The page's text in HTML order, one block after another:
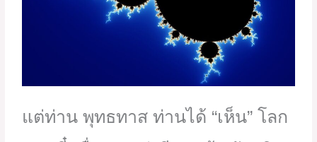
แต่ท่าน พุทธทาส ท่านได้ “เห็น” โลก